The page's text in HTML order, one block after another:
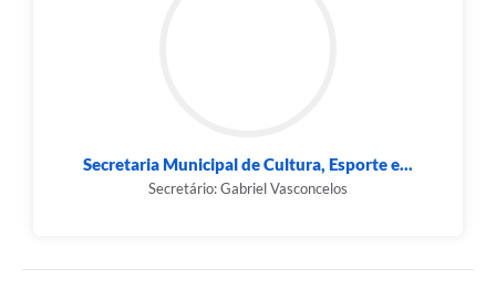
Secretaria Municipal de Cultura, Esporte e...
Secretário: Gabriel Vasconcelos